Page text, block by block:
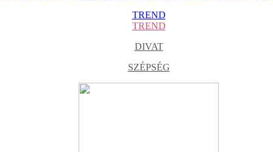
TREND
TREND
DIVAT
SZÉPSÉG